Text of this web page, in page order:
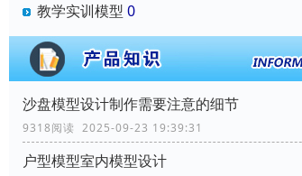
教学实训模型 0
沙盘模型设计制作需要注意的细节
9318阅读 2025-09-23 19:39:31
户型模型室内模型设计